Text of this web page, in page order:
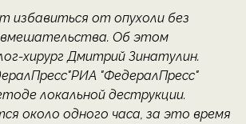
избавиться от опухоли без
вмешательства. Об этом
хирург Дмитрий Зинатулин.
"ФедералПресс"
локальной деструкции.
около одного часа, за это время